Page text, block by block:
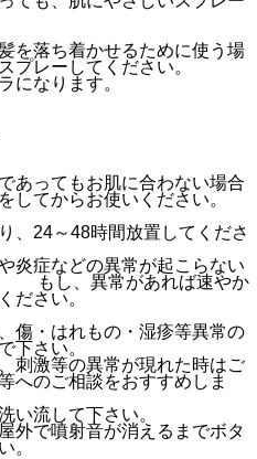
を落ち着かせるために使う場
プレーしてください。
になります。
あってもお肌に合わない場合
してからお使いください。
24～48時間放置してくださ
症などの異常が起こらない
もし、異常があれば速やか
ださい。
傷・はれもの・湿疹等異常の
下さい。
刺激等の異常が現れた時はご
へのご相談をおすすめしま
い流して下さい。
外で噴射音が消えるまでボタ
。